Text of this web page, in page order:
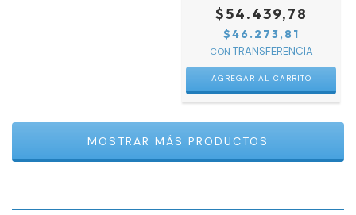
$54.439,78
$46.273,81
CON
AGREGAR AL CARRITO
MOSTRAR MÁS PRODUCTOS